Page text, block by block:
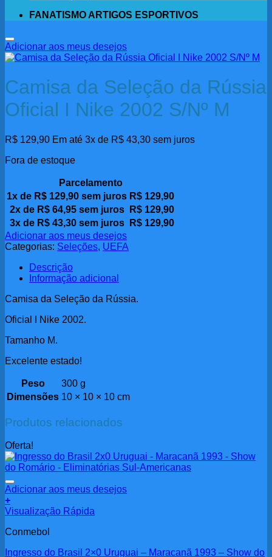
FANATISMO ARTIGOS ESPORTIVOS
Adicionar aos meus desejos
Camisa da Seleção da Rússia
Oficial I Nike 2002 S/Nº M
R$ 129,90 Em até 3x de R$ 43,30 sem juros
Fora de estoque
Parcelamento
1x de R$ 129,90 sem juros R$ 129,90
2x de R$64,95sem juros R$ 129,90
3x de R$43,30sem juros R$ 129,90
Adicionar aos meus desejos
Categorias: Seleções, UEFA
Descrição
Informação adicional
Camisa da Seleção da Rússia.
Oficial I Nike 2002.
Tamanho M.
Excelente estado!
Peso
300 g
Dimensões 10 × 10 × 10 cm
Produtos relacionados
Oferta!
Adicionar aos meus desejos
+
Visualização Rápida
Conmebol
Ingresso do Brasil 2×0 Uruguai – Maracanã 1993 – Show do